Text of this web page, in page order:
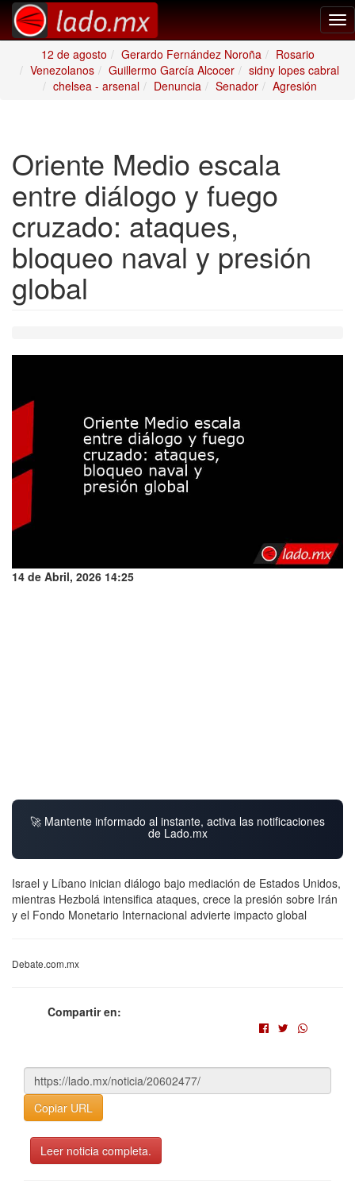
12 de agosto
Gerardo Fernández Noroña
Rosario
Venezolanos
Guillermo García Alcocer
sidny lopes cabral
chelsea - arsenal
Denuncia Senador Agresión
Oriente Medio escala
entre diálogo y fuego
cruzado: ataques,
bloqueo naval y presión
global
14 de Abril, 2026 14:25
🚀 Mantente informado al instante, activa las notificaciones
de Lado.mx
Israel y Líbano inician diálogo bajo mediación de Estados Unidos,
mientras Hezbolá intensifica ataques, crece la presión sobre Irán
y el Fondo Monetario Internacional advierte impacto global
Debate.com.mx
Compartir en:
Copiar URL
Leer noticia completa.